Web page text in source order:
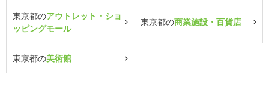
東京都のアウトレット・ショ
ッピングモール
東京都の商業施設・百貨店
東京都の美術館